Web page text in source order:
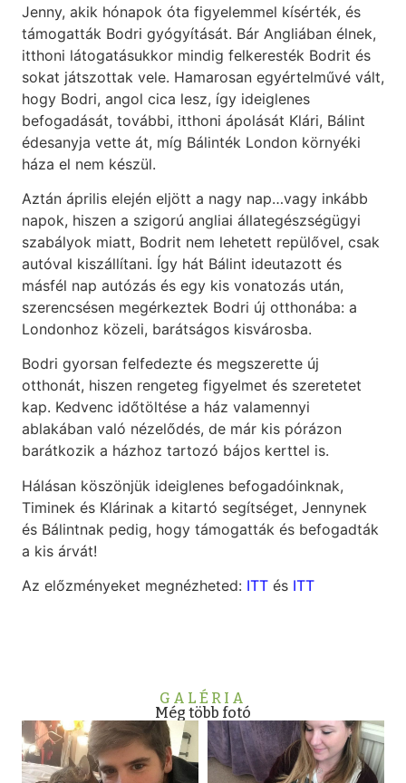
Jenny, akik hónapok óta figyelemmel kísérték, és
támogatták Bodri gyógyítását. Bár Angliában élnek,
itthoni látogatásukkor mindig felkeresték Bodrit és
sokat játszottak vele. Hamarosan egyértelművé vált,
hogy Bodri, angol cica lesz, így ideiglenes
befogadását, további, itthoni ápolását Klári, Bálint
édesanyja vette át, míg Bálinték London környéki
háza el nem készül.
Aztán április elején eljött a nagy nap…vagy inkább
napok, hiszen a szigorú angliai állategészségügyi
szabályok miatt, Bodrit nem lehetett repülővel, csak
autóval kiszállítani. Így hát Bálint ideutazott és
másfél nap autózás és egy kis vonatozás után,
szerencsésen megérkeztek Bodri új otthonába: a
Londonhoz közeli, barátságos kisvárosba.
Bodri gyorsan felfedezte és megszerette új
otthonát, hiszen rengeteg figyelmet és szeretetet
kap. Kedvenc időtöltése a ház valamennyi
ablakában való nézelődés, de már kis pórázon
barátkozik a házhoz tartozó bájos kerttel is.
Hálásan köszönjük ideiglenes befogadóinknak,
Timinek és Klárinak a kitartó segítséget, Jennynek
és Bálintnak pedig, hogy támogatták és befogadták
a kis árvát!
Az előzményeket megnézheted: ITT és ITT
GALÉRIA
Még több fotó